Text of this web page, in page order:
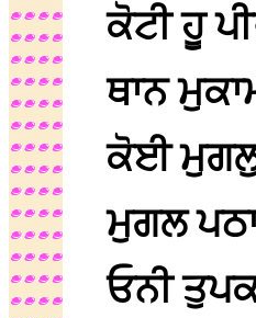
ਕੋਟੀ ਹੂ
ਥਾਨ
ਕੋਈ ਮੁਗਲੁ
ਮੁਗਲ
ਓਨੀ